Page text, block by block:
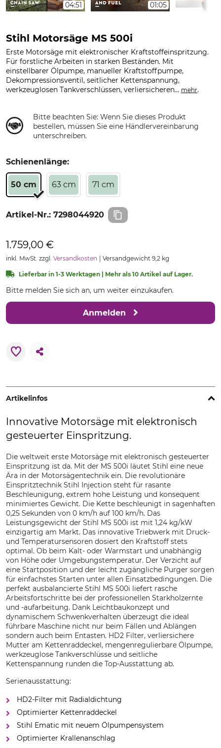
04:51 01:05
Stihl Motorsäge MS 500i
Erste Motorsäge mit elektronischer Kraftstoffeinspritzung.
Für forstliche Arbeiten in starken Beständen. Mit
einstellbarer Ölpumpe, manueller Kraftstoffpumpe,
Dekompressionsventil, seitlicher Kettenspannung,
werkzeuglosen Tankverschlüssen, verliersicheren... mehr.
Bitte beachten Sie: Wenn Sie dieses Produkt
bestellen, müssen Sie eine Händlervereinbarung
unterschreiben.
Schienenlänge:
50 cm 63 cm 71 cm
Artikel-Nr.: 7298044920
1.759,00 €
inkl. MwSt. zzgl. Versandkosten Versandgewicht 9,2 kg
Lieferbar in 1-3 Werktagen | Mehr als 10 Artikel auf Lager.
Bitte melden Sie sich an, um weiter einzukaufen.
Anmelden
Artikelinfos
Innovative Motorsäge mit elektronisch
gesteuerter Einspritzung.
Die weltweit erste Motorsäge mit elektronisch gesteuerter
Einspritzung ist da. Mit der MS 500i läutet Stihl eine neue
Ära in der Motorsägentechnik ein. Die revolutionäre
Einspritztechnik Stihl Injection steht für rasante
Beschleunigung, extrem hohe Leistung und konsequent
minimiertes Gewicht. Die Kette beschleunigt in sagenhaften
0,25 Sekunden von 0 km/h auf 100 km/h. Das
Leistungsgewicht der Stihl MS 500i ist mit 1,24 kg/kW
einzigartig am Markt. Das innovative Triebwerk mit Druck-
und Temperatursensoren dosiert den Kraftstoff stets
optimal. Ob beim Kalt- oder Warmstart und unabhängig
von Höhe oder Umgebungstemperatur. Der Verzicht auf
eine Startposition und der leicht zugängliche Purger sorgen
für einfachstes Starten unter allen Einsatzbedingungen. Die
perfekt ausbalancierte Stihl MS 500i liefert rasche
Arbeitsfortschritte bei der professionellen Starkholzernte
und -aufarbeitung. Dank Leichtbaukonzept und
dynamischem Schwenkverhalten überzeugt die ideal
führbare Maschine nicht nur beim Fällen und Ablängen
sondern auch beim Entasten. HD2 Filter, verliersichere
Mutter am Kettenraddeckel, mengenregulierbare Ölpumpe,
werkzeuglose Tankverschlüsse und seitliche
Kettenspannung runden die Top-Ausstattung ab.
Serienausstattung:
HD2-Filter mit Radialdichtung
Optimierter Kettenraddeckel
Stihl Ematic mit neuem Ölpumpensystem
Optimierter Krallenanschlag